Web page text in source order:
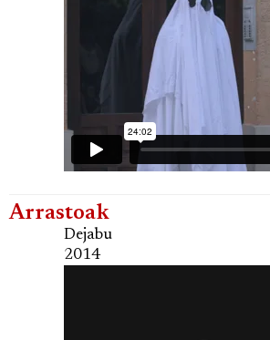
Arrastoak
Dejabu
2014